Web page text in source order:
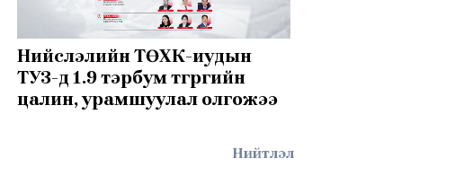
Нийслэлийн ТӨХК-иудын
ТУЗ-д 1.9 тэрбум төгрөгийн
цалин, урамшуулал олгожээ
Нийтлэл